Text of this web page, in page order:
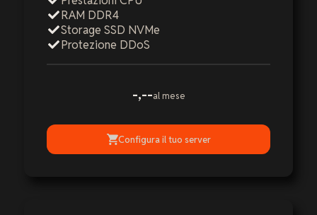
RAM DDR4
Storage SSD NVMe
Protezione DDoS
-,--al mese
Configura il tuo server